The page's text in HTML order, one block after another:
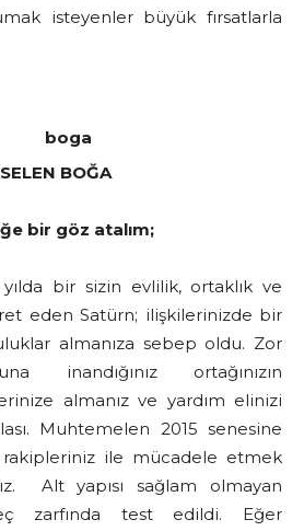
isteyenler büyük fırsatlarla
BOĞA
bir göz atalım;
bir sizin evlilik, ortaklık ve
eden Satürn; ilişkilerinizde bir
almanıza sebep oldu. Zor
inandığınız ortağınızın
almanız ve yardım elinizi
Muhtemelen 2015 senesine
rakipleriniz ile mücadele etmek
Alt yapısı sağlam olmayan
zarfında test edildi. Eğer